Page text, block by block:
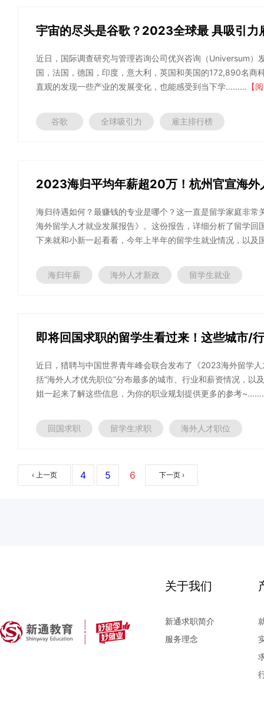
宇宙的尽头是谷歌？2023全球最 具吸引力
近日，国际调查研究与管理咨询公司优兴咨询（Universum）
国，法国，德国，印度，意大利，英国和美国的172,890名商
直观的发现一些产业的发展变化，也能感受到当下学...……
【
谷歌 全球吸引力 雇主排行榜
2023海归平均年薪超20万！杭州官宣海
海归待遇如何？最赚钱的专业是哪个？这一直是留学家庭非
海外留学人才就业发展报告》。这份报告，详细分析了留学
下来就和小新一起看看，今年上半年的留学生就业情况，以
海归年薪 海外人才新政 留学生就业
即将回国求职的留学生看过来！这些城市/
近日，猎聘与中国世界青年峰会联合发布了《2023海外留学
括“海外人才优先职位”分布最多的城市、行业和薪资情况，
姐一起来了解这些信息，为你的职业规划提供更多的参考
回国求职 留学生求职 海外人才职位
‹ 上一页 4 5 6 下一页 ›
关于我们
新通求职简介
服务理念